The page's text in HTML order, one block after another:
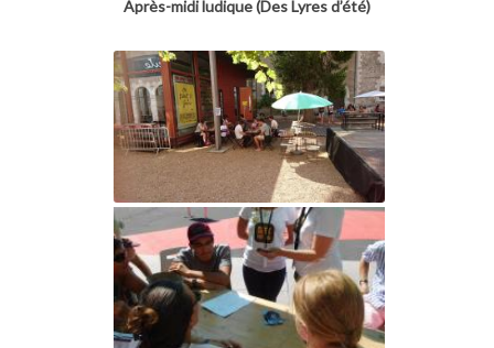
Après-midi ludique (Des Lyres d’été)